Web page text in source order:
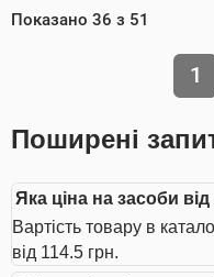
Показано 36 з 51
1
Поширені
Яка ціна на засоби
Вартість товару в
від 114.5 грн.